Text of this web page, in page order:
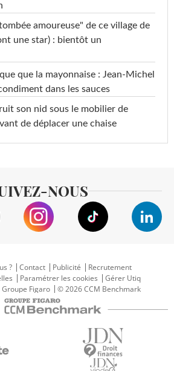
amoureuse" de ce village de
une star) : bientôt un
que la mayonnaise : Jean-Michel
dans les sauces
son nid sous le mobilier de
de déplacer une chaise
NOUS
?
Contact Publicité
Recrutement
Paramétrer les cookies
Gérer Utiq
Groupe Figaro © 2026 CCM Benchmark